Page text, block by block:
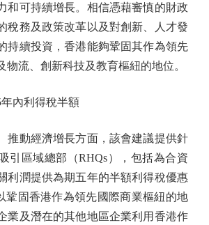
和可持續增長。相信憑藉審慎的財政
稅務及政策改革以及對創新、人才發
持續投資，香港能夠鞏固其作為領先
物流、創新科技及教育樞紐的地位。
內利得稅半額
動經濟增長方面，該會建議提供針
引區域總部（RHQs），包括為合資
利潤提供為期五年的半額利得稅優惠
鞏固香港作為領先國際商業樞紐的地
業及潛在的其他地區企業利用香港作